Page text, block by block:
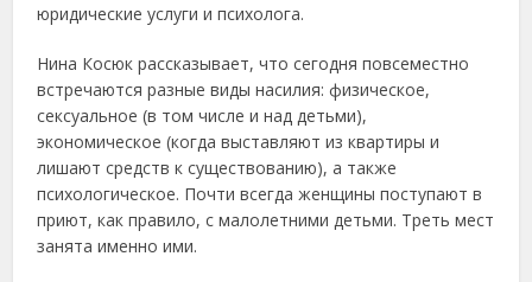
юридические услуги и психолога.
Нина Косюк рассказывает, что сегодня повсеместно
встречаются разные виды насилия: физическое,
сексуальное (в том числе и над детьми),
экономическое (когда выставляют из квартиры и
лишают средств к существованию), а также
психологическое. Почти всегда женщины поступают в
приют, как правило, с малолетними детьми. Треть мест
занята именно ими.